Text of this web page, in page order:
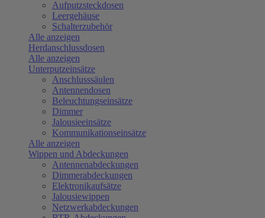
Aufputzsteckdosen
Leergehäuse
Schalterzubehör
Alle anzeigen
Herdanschlussdosen
Alle anzeigen
Unterputzeinsätze
Anschlusssäulen
Antennendosen
Beleuchtungseinsätze
Dimmer
Jalousieeinsätze
Kommunikationseinsätze
Alle anzeigen
Wippen und Abdeckungen
Antennenabdeckungen
Dimmerabdeckungen
Elektronikaufsätze
Jalousiewippen
Netzwerkabdeckungen